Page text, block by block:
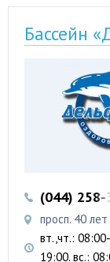
Бассейн
(044)
просп. 40
вт.,чт.:
19:00. вс.: